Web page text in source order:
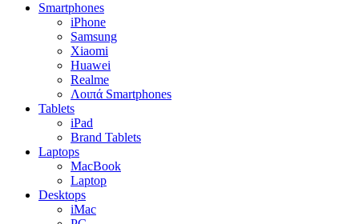
Smartphones
iPhone
Samsung
Xiaomi
Huawei
Realme
Λοιπά Smartphones
Tablets
iPad
Brand Tablets
Laptops
MacBook
Laptop
Desktops
iMac